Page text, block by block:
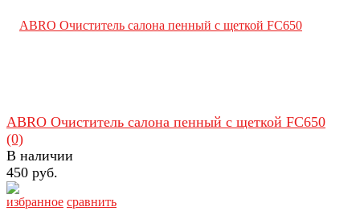
избранное сравнить
ABRO Очиститель салона пенный с щеткой FC650
(0)
В наличии
450 руб.